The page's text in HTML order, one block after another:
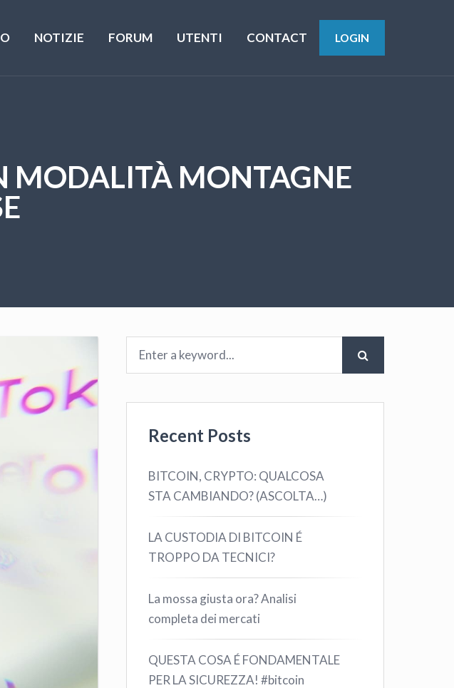
NOTIZIE FORUM UTENTI CONTACT LOGIN
MODALITÀ MONTAGNE
Recent Posts
BITCOIN, CRYPTO: QUALCOSA
STA CAMBIANDO? (ASCOLTA…)
LA CUSTODIA DI BITCOIN É
TROPPO DA TECNICI?
La mossa giusta ora? Analisi
completa dei mercati
QUESTA COSA É FONDAMENTALE
PER LA SICUREZZA! #bitcoin